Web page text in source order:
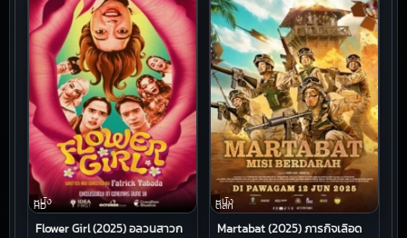
หนัง
HD
Flower Girl (2025) อลวนสาวก
หนัง
ตลก
Martabat (2025) ภารกิจเลือด